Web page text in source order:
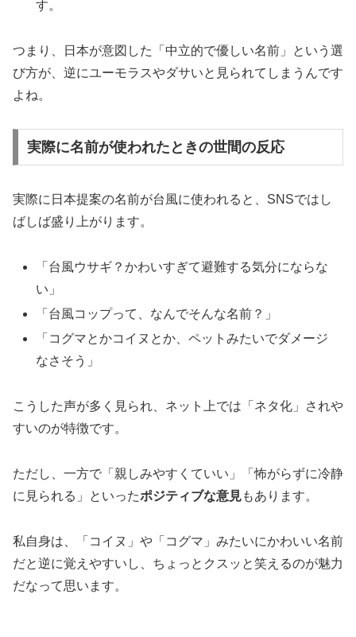
す。
つまり、日本が意図した「中立的で優しい名前」という選
び方が、逆にユーモラスやダサいと見られてしまうんです
よね。
実際に名前が使われたときの世間の反応
実際に日本提案の名前が台風に使われると、SNSではし
ばしば盛り上がります。
「台風ウサギ？かわいすぎて避難する気分にならな
い」
「台風コップって、なんでそんな名前？」
「コグマとかコイヌとか、ペットみたいでダメージ
なさそう」
こうした声が多く見られ、ネット上では「ネタ化」されや
すいのが特徴です。
ただし、一方で「親しみやすくていい」「怖がらずに冷静
に見られる」といったポジティブな意見もあります。
私自身は、「コイヌ」や「コグマ」みたいにかわいい名前
だと逆に覚えやすいし、ちょっとクスッと笑えるのが魅力
だなって思います。